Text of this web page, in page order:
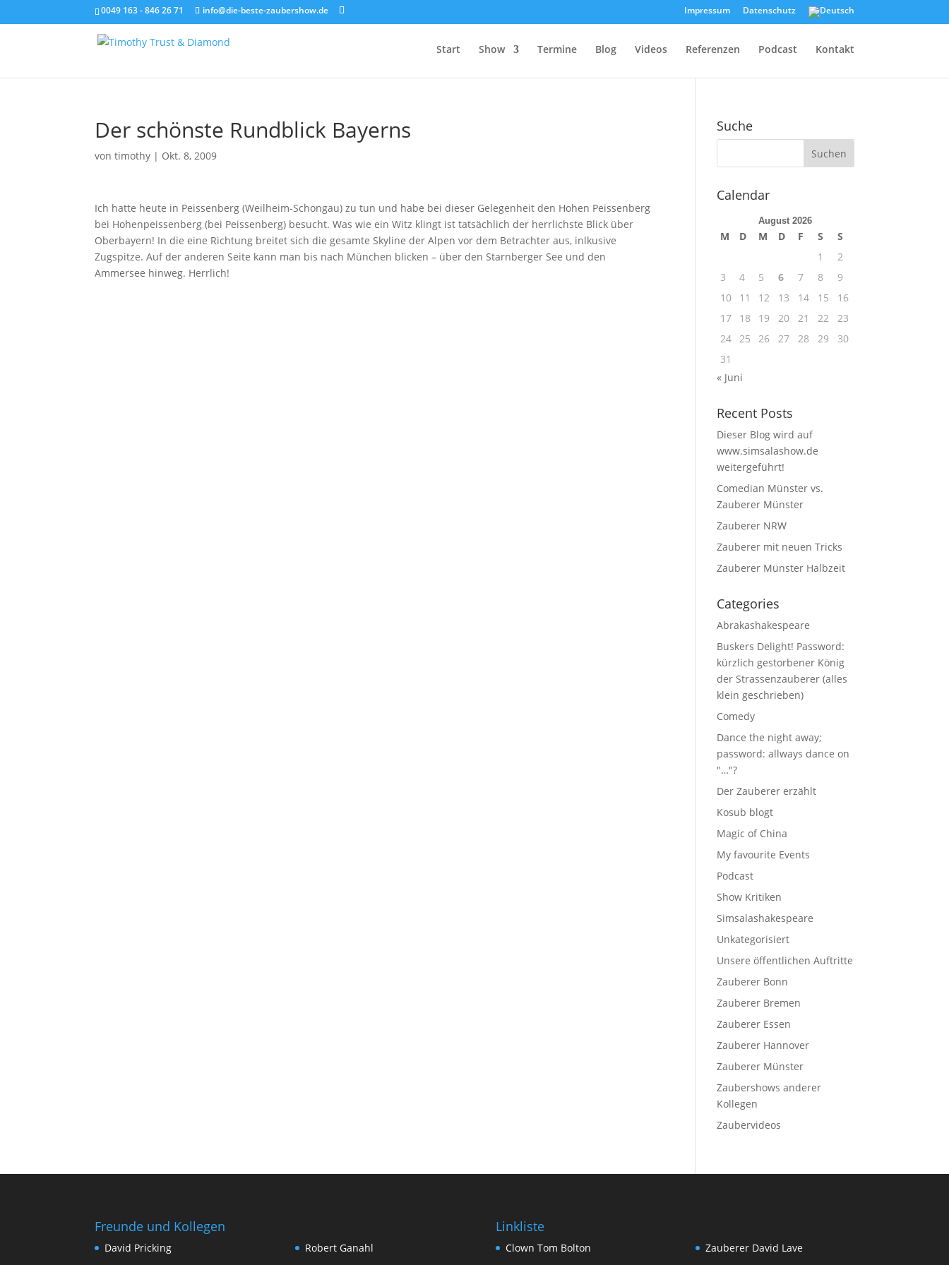
0049 163 - 846 26 71 info@die-beste-zaubershow.de Impressum Datenschutz
Start Show Termine Blog Videos Referenzen Podcast Kontakt
Der schönste Rundblick Bayerns
vontimothy | Okt. 8, 2009
Ich hatte heute in Peissenberg (Weilheim-Schongau) zu tun und habe bei dieser Gelegenheit den Hohen Peissenberg
bei Hohenpeissenberg (bei Peissenberg) besucht. Was wie ein Witz klingt ist tatsächlich der herrlichste Blick über
Oberbayern! In die eine Richtung breitet sich die gesamte Skyline der Alpen vor dem Betrachter aus, inlkusive
Zugspitze. Auf der anderen Seite kann man bis nach München blicken – über den Starnberger See und den
Ammersee hinweg. Herrlich!
Suche
Calendar
August 2026
M D M D F S
S
1
2
3
4 5 6 7 8
9
10
11 12 13 14 15
16
17
18 19 20 21 22
23
24 25 26 27 28 29
30
31
« Juni
Recent Posts
Dieser Blog wird auf
www.simsalashow.de
weitergeführt!
Comedian Münster vs.
Zauberer Münster
Zauberer NRW
Zauberer mit neuen Tricks
Zauberer Münster Halbzeit
Categories
Abrakashakespeare
Buskers Delight! Password:
kürzlich gestorbener König
der Strassenzauberer (alles
klein geschrieben)
Comedy
Dance the night away;
password: allways dance on
"…"?
Der Zauberer erzählt
Kosub blogt
Magic of China
My favourite Events
Podcast
Show Kritiken
Simsalashakespeare
Unkategorisiert
Unsere öffentlichen Auftritte
Zauberer Bonn
Zauberer Bremen
Zauberer Essen
Zauberer Hannover
Zauberer Münster
Zaubershows anderer
Kollegen
Zaubervideos
Freunde und Kollegen
David Pricking
Robert Ganahl
Linkliste
Clown Tom Bolton
Zauberer David Lave